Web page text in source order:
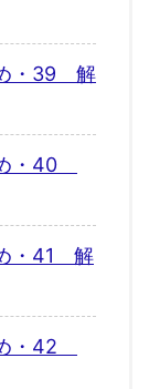
・39 解
・40
・41 解
・42